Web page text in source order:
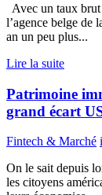
Avec un taux
l’agence belge de
an un peu plus...
Lire la suite
Patrimoine
grand écart
Fintech & Marché
On le sait depuis
les citoyens